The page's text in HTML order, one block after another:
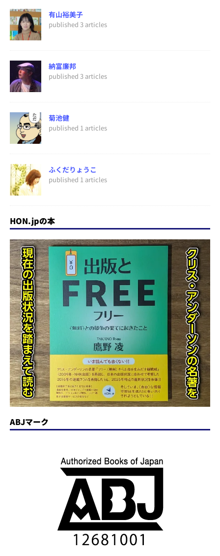
有山裕美子
published 3 articles
納富廉邦
published 3 articles
菊池健
published 1 articles
ふくだりょうこ
published 1 articles
HON.jpの本
ABJマーク